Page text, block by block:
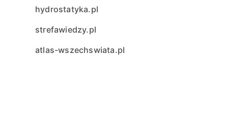
hydrostatyka.pl
strefawiedzy.pl
atlas-wszechswiata.pl